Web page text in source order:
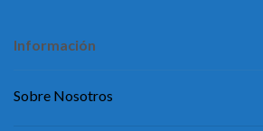
Información
Sobre Nosotros